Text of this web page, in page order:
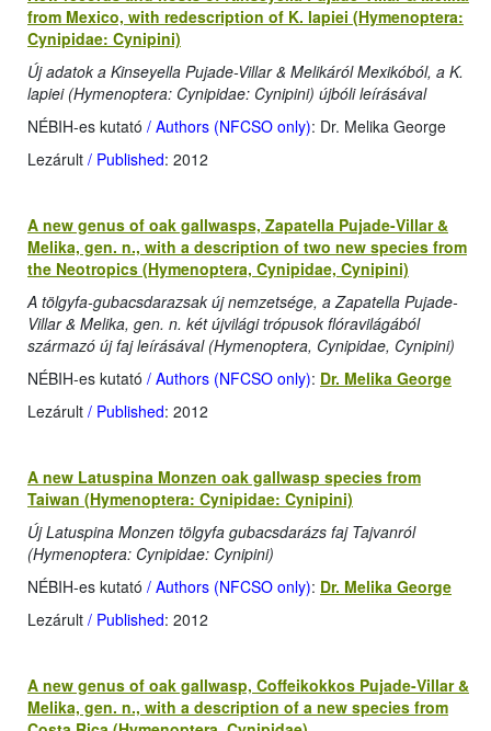
from Mexico, with redescription of K. lapiei (Hymenoptera:
Cynipidae: Cynipini)
Új adatok a Kinseyella Pujade-Villar & Melikáról Mexikóból, a K.
lapiei (Hymenoptera: Cynipidae: Cynipini) újbóli leírásával
NÉBIH-es kutató / Authors (NFCSO only): Dr. Melika George
Lezárult / Published: 2012
A new genus of oak gallwasps, Zapatella Pujade-Villar &
Melika, gen. n., with a description of two new species from
the Neotropics (Hymenoptera, Cynipidae, Cynipini)
A tölgyfa-gubacsdarazsak új nemzetsége, a Zapatella Pujade-
Villar & Melika, gen. n. két újvilági trópusok flóravilágából
származó új faj leírásával (Hymenoptera, Cynipidae, Cynipini)
NÉBIH-es kutató / Authors (NFCSO only): Dr. Melika George
Lezárult / Published: 2012
A new Latuspina Monzen oak gallwasp species from
Taiwan (Hymenoptera: Cynipidae: Cynipini)
Új Latuspina Monzen tölgyfa gubacsdarázs faj Tajvanról
(Hymenoptera: Cynipidae: Cynipini)
NÉBIH-es kutató / Authors (NFCSO only): Dr. Melika George
Lezárult / Published: 2012
A new genus of oak gallwasp, Coffeikokkos Pujade-Villar &
Melika, gen. n., with a description of a new species from